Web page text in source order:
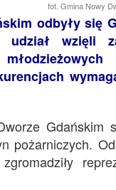
fot. Gmina Nowy
odbyły się
udział wzięli
Gdańskim
pożarniczych.